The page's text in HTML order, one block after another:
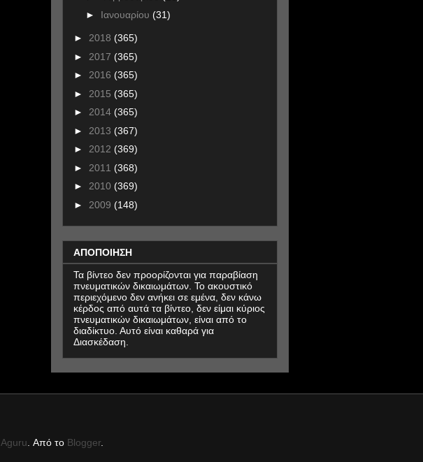
► Ιανουαρίου (31)
► 2018 (365)
► 2017 (365)
► 2016 (365)
► 2015 (365)
► 2014 (365)
► 2013 (367)
► 2012 (369)
► 2011 (368)
► 2010 (369)
► 2009 (148)
ΑΠΟΠΟΙΗΣΗ
Τα βίντεο δεν προορίζονται για παραβίαση
πνευματικών δικαιωμάτων. Το ακουστικό
περιεχόμενο δεν ανήκει σε εμένα, δεν κάνω
κέρδος από αυτά τα βίντεο, δεν είμαι κύριος
πνευματικών δικαιωμάτων, είναι από το
διαδίκτυο. Αυτό είναι καθαρά για
Διασκέδαση.
Aguru . Από το Blogger